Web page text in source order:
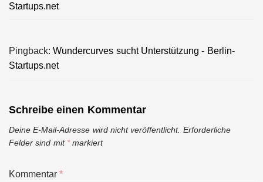
Startups.net
Pingback:Wundercurves sucht Unterstützung - Berlin-
Startups.net
Schreibe einen Kommentar
Deine E-Mail-Adresse wird nicht veröffentlicht. Erforderliche
Felder sind mit *markiert
Kommentar*